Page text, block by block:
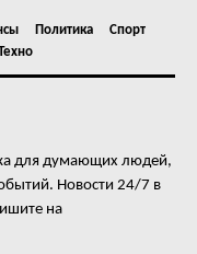
Политика
Спорт
для думающих людей,
Новости 24/7 в
на